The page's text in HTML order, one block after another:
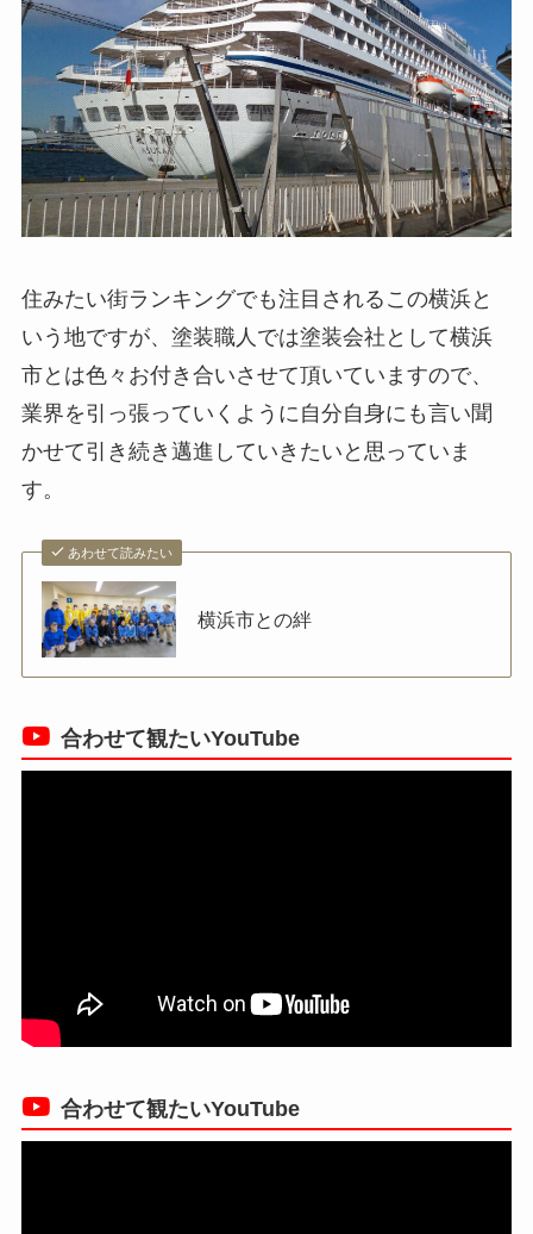
住みたい街ランキングでも注目されるこの横浜と
いう地ですが、塗装職人では塗装会社として横浜
市とは色々お付き合いさせて頂いていますので、
業界を引っ張っていくように自分自身にも言い聞
かせて引き続き邁進していきたいと思っていま
す。
あわせて読みたい
横浜市との絆
合わせて観たいYouTube
合わせて観たいYouTube